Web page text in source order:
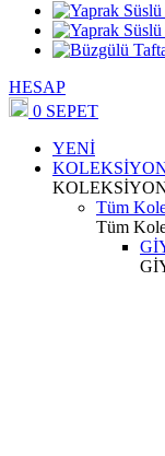
HESAP
0 SEPET
YENİ
Tüm
Tüm